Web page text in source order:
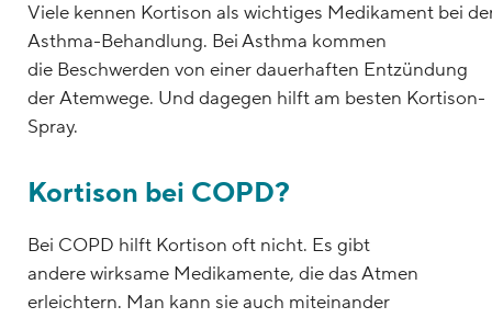
Viele kennen Kortison als wichtiges Medikament bei
Asthma-Behandlung. Bei Asthma kommen
die Beschwerden von einer dauerhaften Entzündung
der Atemwege. Und dagegen hilft am besten Kortison-
Spray.
Kortison bei COPD?
Bei COPD hilft Kortison oft nicht. Es gibt
andere wirksame Medikamente, die das Atmen
erleichtern. Man kann sie auch miteinander